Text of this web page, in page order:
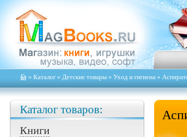
» Каталог » Детские товары » Уход и гигиена »
Каталог товаров:
Книги